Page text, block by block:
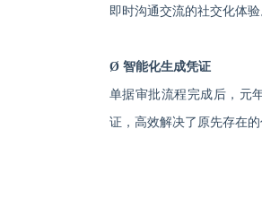
即时沟通交流的社交化体验
Ø 智能化生成凭证
单据审批流程完成后，元
证，高效解决了原先存在